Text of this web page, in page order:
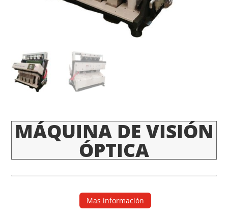
MÁQUINA DE VISIÓN
ÓPTICA
Mas información